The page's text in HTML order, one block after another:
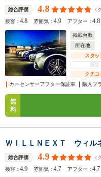
総合評価 4.8 （
接客：4.8 雰囲気：4.9 アフター：4.8
掲載台数
所在地
スタッ
買取
クチコ
カーセンサーアフター保証車
購入プ
無
料
ＷＩＬＬＮＥＸＴ ウィル
総合評価 4.9 （
接客：4.9 雰囲気：4.7 アフター：4.7